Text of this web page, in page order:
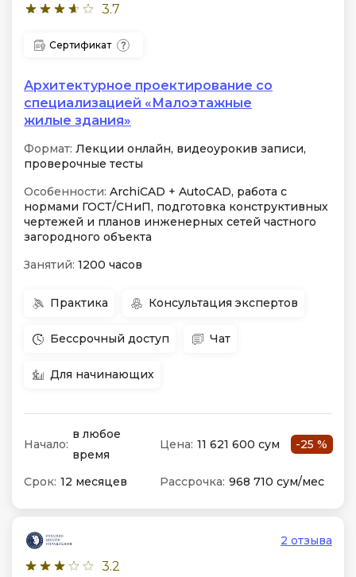
3.7
Сертификат
Архитектурное проектирование со
специализацией «Малоэтажные
жилые здания»
Формат: Лекции онлайн, видеоурокив записи,
проверочные тесты
Особенности: ArchiCAD + AutoCAD, работа с
нормами ГОСТ/СНиП, подготовка конструктивных
чертежей и планов инженерных сетей частного
загородного объекта
Занятий: 1200 часов
Практика Консультация экспертов
Бессрочный доступ Чат
Для начинающих
Начало:
в любое
время
Цена: 11 621 600 сум -25 %
Срок: 12 месяцев Рассрочка: 968 710 сум/мес
3.2
2 отзыва